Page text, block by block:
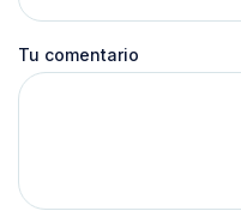
Tu comentario